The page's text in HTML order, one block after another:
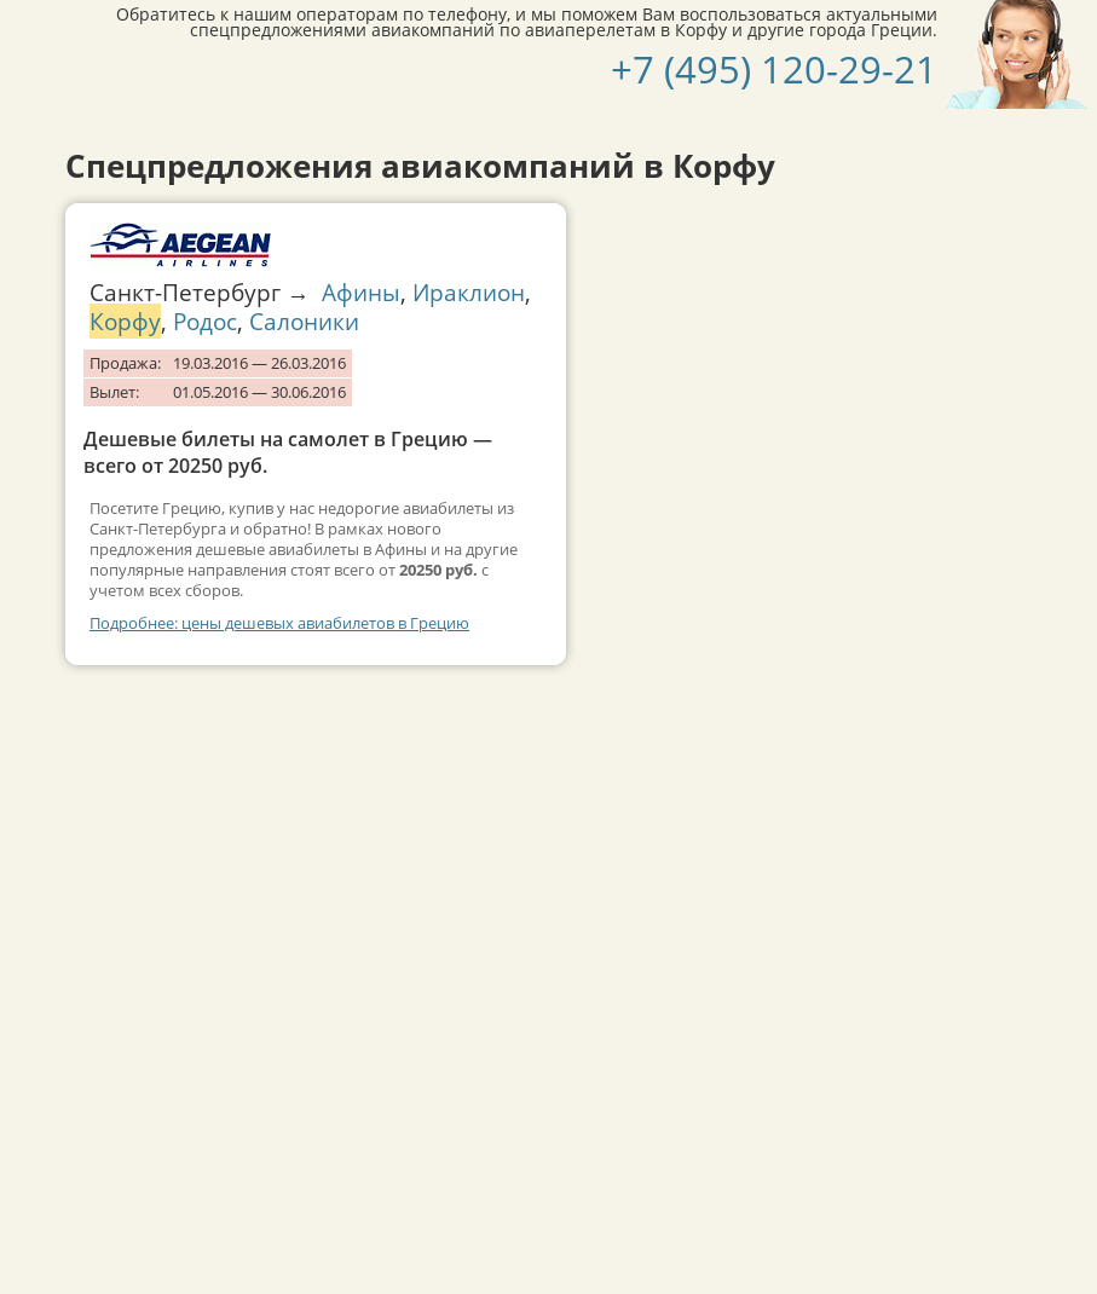
Обратитесь к нашим операторам по телефону, и мы поможем Вам воспользоваться актуальными
спецпредложениями авиакомпаний по авиаперелетам в Корфу и другие города Греции.
+7 (495) 120-29-21
Спецпредложения авиакомпаний в Корфу
Санкт-Петербург → Афины, Ираклион,
Корфу, Родос, Салоники
Продажа:
19.03.2016 — 26.03.2016
Вылет:
01.05.2016 — 30.06.2016
Дешевые билеты на самолет в Грецию —
всего от 20250 руб.
Посетите Грецию, купив у нас недорогие авиабилеты из
Санкт-Петербурга и обратно! В рамках нового
предложения дешевые авиабилеты в Афины и на другие
популярные направления стоят всего от20250 руб. с
учетом всех сборов.
Подробнее: цены дешевых авиабилетов в Грецию